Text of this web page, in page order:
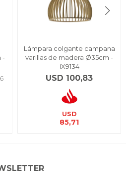
-
Lámpara colgante campana
varillas de madera Ø35cm -
IX9134
USD 100,83
USD
85,71